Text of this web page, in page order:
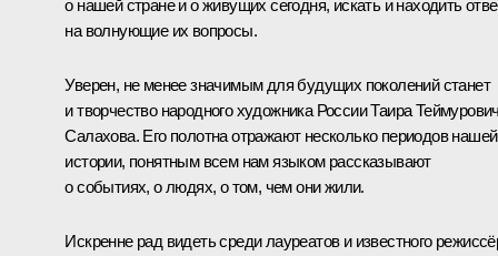
о нашей стране и о живущих сегодня, искать и находить
на волнующие их вопросы.
Уверен, не менее значимым для будущих поколений станет
и творчество народного художника России Таира
Салахова. Его полотна отражают несколько периодов нашей
истории, понятным всем нам языком рассказывают
о событиях, о людях, о том, чем они жили.
Искренне рад видеть среди лауреатов и известного